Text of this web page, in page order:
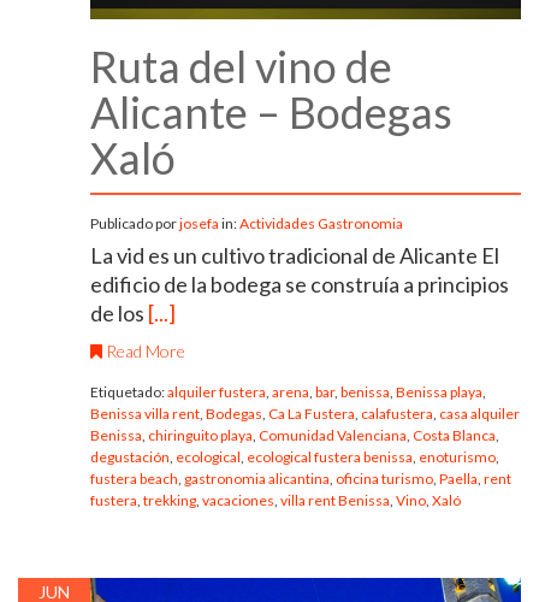
Ruta del vino de
Alicante – Bodegas
Xaló
Publicado porjosefa in:Actividades Gastronomia
La vid es un cultivo tradicional de Alicante El
edificio de la bodega se construía a principios
de los [...]
Read More
Etiquetado:alquiler fustera, arena, bar, benissa, Benissa playa,
Benissa villa rent, Bodegas, Ca La Fustera, calafustera, casa alquiler
Benissa, chiringuito playa, Comunidad Valenciana, Costa Blanca,
degustación, ecological, ecological fustera benissa, enoturismo,
fustera beach, gastronomia alicantina, oficina turismo, Paella, rent
fustera, trekking, vacaciones, villa rent Benissa, Vino, Xaló
JUN